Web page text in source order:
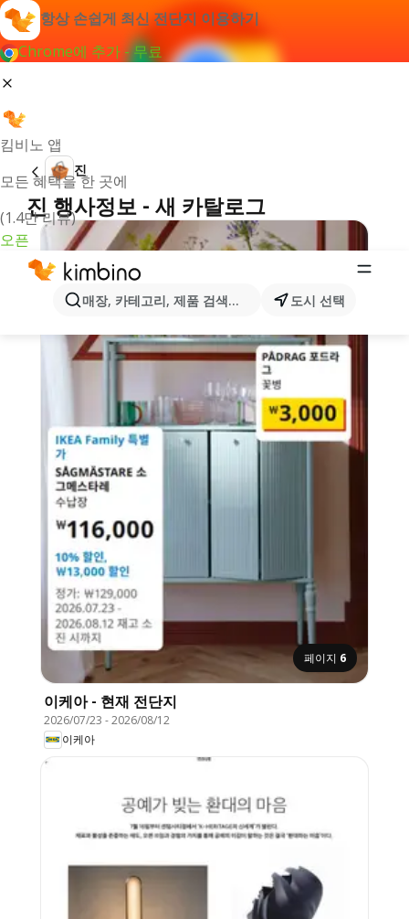
항상 손쉽게 최신 전단지 이용하기
Chrome에 추가 - 무료
킴비노 앱
모든 혜택을 한 곳에
(1.4만 리뷰)
오픈
매장, 카테고리, 제품 검색... 도시 선택
진
진 행사정보 - 새 카탈로그
페이지 6
이케아 - 현재 전단지
2026/07/23 -2026/08/12
이케아